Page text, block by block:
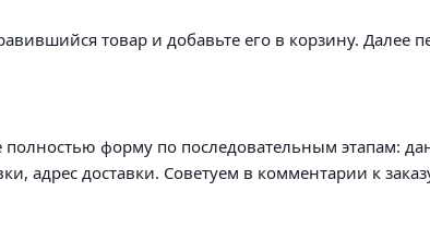
товар и добавьте его в корзину. Далее
форму по последовательным этапам:
адрес доставки. Советуем в комментарии к